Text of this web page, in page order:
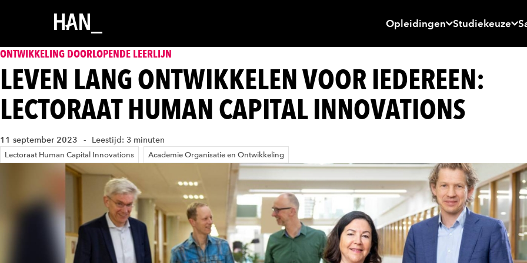
Opleidingen Studiekeuze
ONTWIKKELING DOORLOPENDE LEERLIJN
LEVEN LANG ONTWIKKELEN VOOR IEDEREEN:
LECTORAAT HUMAN CAPITAL INNOVATIONS
11 september 2023 Leestijd: 3 minuten
Lectoraat Human Capital Innovations Academie Organisatie en Ontwikkeling